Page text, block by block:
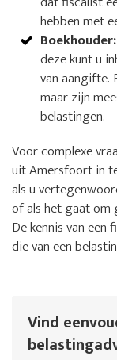
hebben met
Boekhouder:
deze kunt u
van aangifte.
maar zijn
belastingen.
Voor complexe
uit Amersfoort in
als u
of als het gaat om
De kennis van
die van een
Vind